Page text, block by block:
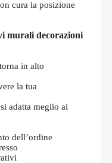
cura la posizione
murali decorazioni
in alto
la tua
adatta meglio ai
dell’ordine